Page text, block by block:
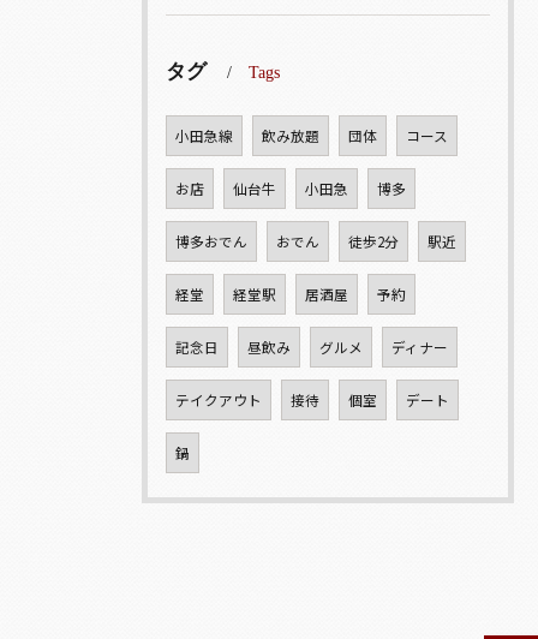
タグ Tags
小田急線 飲み放題 団体 コース
お店 仙台牛 小田急 博多
博多おでん おでん 徒歩2分 駅近
経堂 経堂駅 居酒屋 予約
記念日 昼飲み グルメ ディナー
テイクアウト 接待 個室 デート
鍋